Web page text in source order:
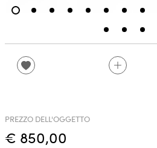
PREZZO DELL'OGGETTO
€ 850,00